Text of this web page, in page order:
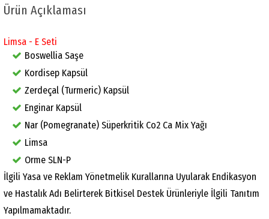
Ürün Açıklaması
Limsa - E Seti
Boswellia Saşe
Kordisep Kapsül
Zerdeçal (Turmeric) Kapsül
Enginar Kapsül
Nar (Pomegranate) Süperkritik Co2 Ca Mix Yağı
Limsa
Orme SLN-P
İlgili Yasa ve Reklam Yönetmelik Kurallarına Uyularak Endikasyon
ve Hastalık Adı Belirterek Bitkisel Destek Ürünleriyle İlgili Tanıtım
Yapılmamaktadır.